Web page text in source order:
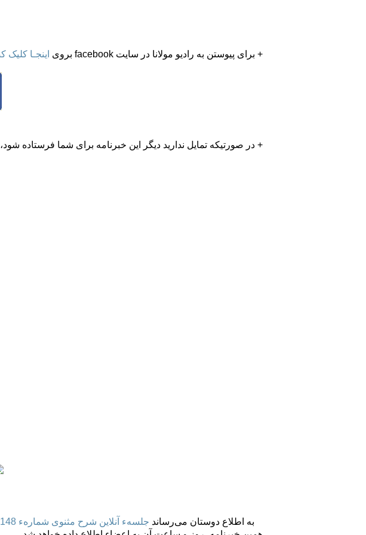
+ برای پیوستن به رادیو مولانا در سایت facebook بروی اینجـا کلیک
+ در صورتیکه تمایل ندارید دیگر این خبرنامه برای شما فرستاده
به اطلاع دوستان می‌رساند جلسهء آنلاین شرح مثنوی شمارهء 148